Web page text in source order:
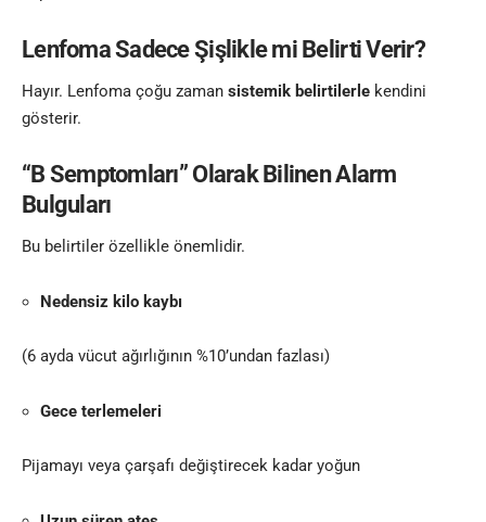
Lenfoma Sadece Şişlikle mi Belirti Verir?
Hayır. Lenfoma çoğu zaman sistemik belirtilerle kendini
gösterir.
“B Semptomları” Olarak Bilinen Alarm
Bulguları
Bu belirtiler özellikle önemlidir.
Nedensiz kilo kaybı
(6 ayda vücut ağırlığının %10’undan fazlası)
Gece terlemeleri
Pijamayı veya çarşafı değiştirecek kadar yoğun